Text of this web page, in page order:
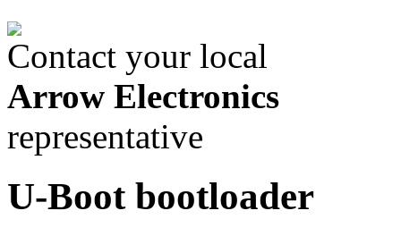
Contact your local
Arrow Electronics
representative
U-Boot bootloader